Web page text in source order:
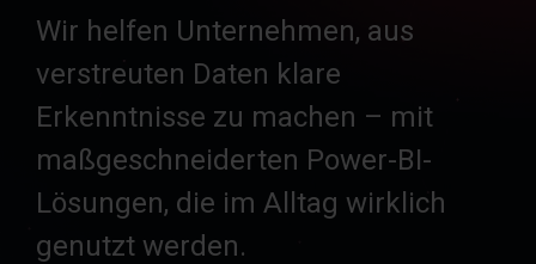
Wir helfen Unternehmen, aus
verstreuten Daten klare
Erkenntnisse zu machen – mit
maßgeschneiderten Power-BI-
Lösungen, die im Alltag wirklich
genutzt werden.